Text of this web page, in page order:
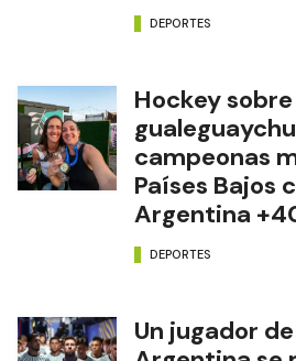
DEPORTES
Hockey
campeonas
Países Bajos
Argentina
DEPORTES
Un jugador